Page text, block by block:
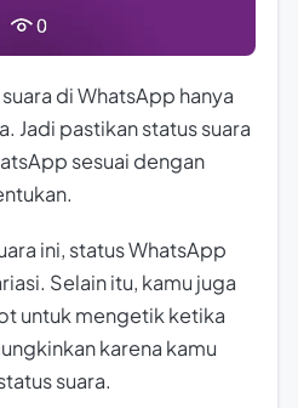
di WhatsApp hanya
Jadi pastikan status suara
sesuai dengan
ini, status WhatsApp
Selain itu, kamu juga
untuk mengetik ketika
karena kamu
suara.